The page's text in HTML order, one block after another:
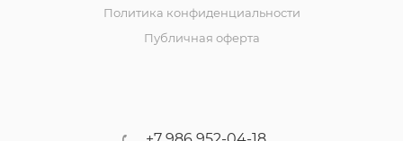
Политика конфиденциальности
Публичная оферта